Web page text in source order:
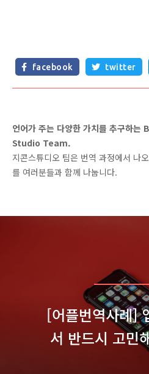
 facebook  twitter
언어가 주는 다양한 가치를 추구하
Studio Team.
지콘스튜디오 팀은 번역 과정에서 나
를 여러분들과 함께 나눕니다.
[어플번역사례]
서 반드시 고민